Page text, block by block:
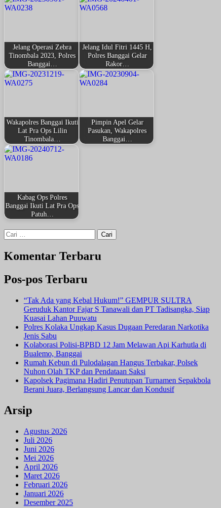
Jelang Operasi Zebra
Tinombala 2023, Polres
Banggai…
Jelang Idul Fitri 1445 H,
Polres Banggai Gelar
Rakor…
Wakapolres Banggai Ikuti
Lat Pra Ops Lilin
Tinombala…
Pimpin Apel Gelar
Pasukan, Wakapolres
Banggai…
Kabag Ops Polres
Banggai Ikuti Lat Pra Ops
Patuh…
Cari
untuk:
Komentar Terbaru
Pos-pos Terbaru
“Tak Ada yang Kebal Hukum!” GEMPUR SULTRA
Geruduk Kantor Fajar S Tanawali dan PT Tadisangka, Siap
Kuasai Lahan Puuwatu
Polres Kolaka Ungkap Kasus Dugaan Peredaran Narkotika
Jenis Sabu
Kolaborasi Polisi-BPBD 12 Jam Melawan Api Karhutla di
Bualemo, Banggai
Rumah Kebun di Pulodalagan Hangus Terbakar, Polsek
Nuhon Olah TKP dan Pendataan Saksi
Kapolsek Pagimana Hadiri Penutupan Turnamen Sepakbola
Berani Juara, Berlangsung Lancar dan Kondusif
Arsip
Agustus 2026
Juli 2026
Juni 2026
Mei 2026
April 2026
Maret 2026
Februari 2026
Januari 2026
Desember 2025